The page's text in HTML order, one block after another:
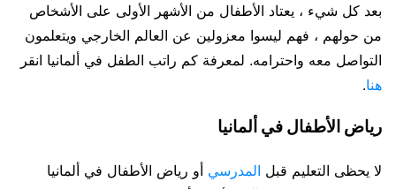
بعد كل شيء ، يعتاد الأطفال من الأشهر الأولى على الأشخاص
من حولهم ، فهم ليسوا معزولين عن العالم الخارجي ويتعلمون
التواصل معه واحترامه. لمعرفة كم راتب الطفل في ألمانيا انقر
هنا.
رياض الأطفال في ألمانيا
لا يحظى التعليم قبل المدرسي أو رياض الأطفال في ألمانيا